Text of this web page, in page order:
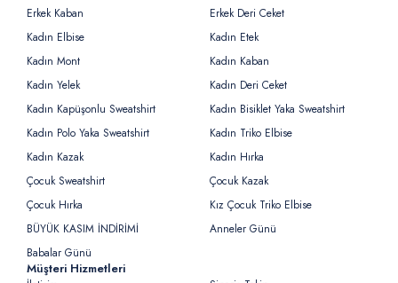
Erkek Kaban
Erkek Deri Ceket
Kadın Elbise
Kadın Etek
Kadın Mont
Kadın Kaban
Kadın Yelek
Kadın Deri Ceket
Kadın Kapüşonlu Sweatshirt
Kadın Bisiklet Yaka Sweatshirt
Kadın Polo Yaka Sweatshirt
Kadın Triko Elbise
Kadın Kazak
Kadın Hırka
Çocuk Sweatshirt
Çocuk Kazak
Çocuk Hırka
Kız Çocuk Triko Elbise
BÜYÜK KASIM İNDİRİMİ
Anneler Günü
Babalar Günü
Müşteri Hizmetleri